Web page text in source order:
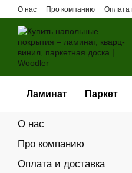
Перейти к основному контенту
О нас Про компанию Оплата
Ламинат Паркет
О нас
Про компанию
Оплата и доставка